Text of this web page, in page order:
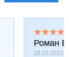
Роман
18.10.2025